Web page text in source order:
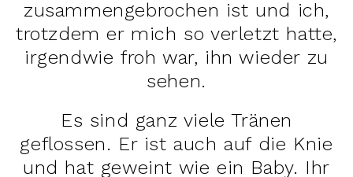
zusammengebrochen ist und ich,
trotzdem er mich so verletzt hatte,
irgendwie froh war, ihn wieder zu
sehen.
Es sind ganz viele Tränen
geflossen. Er ist auch auf die Knie
und hat geweint wie ein Baby. Ihr